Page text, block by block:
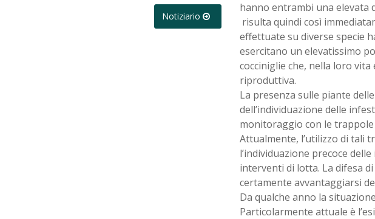
Notiziario
hanno entrambi una elevata
risulta quindi così
effettuate su diverse specie
esercitano un elevatissimo
cocciniglie che, nella loro
riproduttiva.
La presenza sulle piante
dell’individuazione delle
monitoraggio con le
Attualmente, l’utilizzo di tali
l’individuazione precoce
interventi di lotta. La difesa
certamente avvantaggiarsi
Da qualche anno la
Particolarmente attuale è